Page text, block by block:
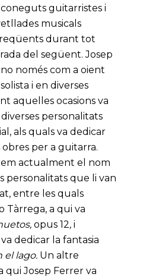
guitarristes i
musicals
durant tot
del següent. Josep
només com a oient
i en diverses
aquelles ocasions va
personalitats
als quals va dedicar
per a guitarra.
actualment el nom
personalitats que li van
entre les quals
Tàrrega, a qui va
opus 12, i
dedicar la fantasia
el lago. Un altre
Josep Ferrer va